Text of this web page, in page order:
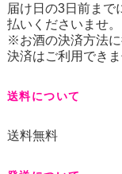
届け日の3日前まで
払いくださいませ。
※お酒の決済方法
決済はご利用できま
送料について
送料無料